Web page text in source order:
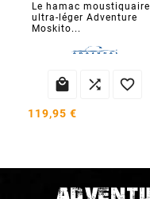
Le hamac moustiquaire
ultra-léger Adventure
Moskito...
  
119,95 €